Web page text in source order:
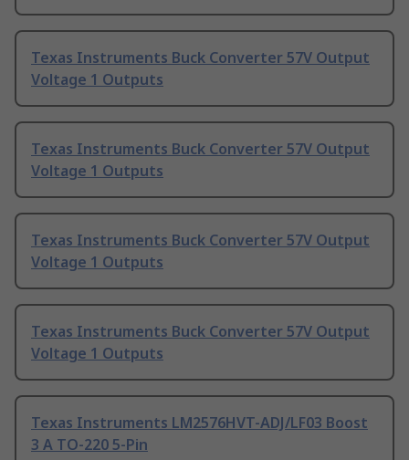
Texas Instruments Buck Converter 57V Output
Voltage 1 Outputs
Texas Instruments Buck Converter 57V Output
Voltage 1 Outputs
Texas Instruments Buck Converter 57V Output
Voltage 1 Outputs
Texas Instruments Buck Converter 57V Output
Voltage 1 Outputs
Texas Instruments LM2576HVT-ADJ/LF03 Boost
3 A TO-220 5-Pin